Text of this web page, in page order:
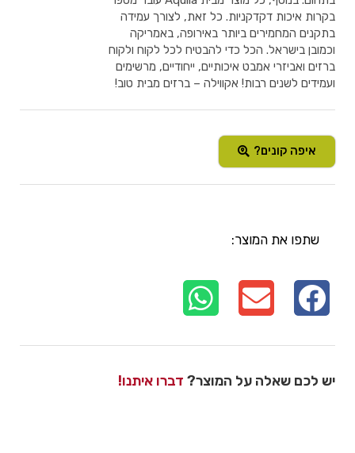
בקרות איכות דקדקניות. כל זאת, לצורך עמידה
בתקנים המחמירים ביותר באירופה, באמריקה
וכמובן בישראל. הכל כדי להבטיח לכל לקוח ולקוח
ברזים ואביזרי אמבט איכותיים, ייחודיים, מרשימים
ועמידים לשנים רבות! אקווילה – ברזים מבית טוב!
איפה קונים?
שתפו את המוצר:
יש לכם שאלה על המוצר? דברו איתנו!